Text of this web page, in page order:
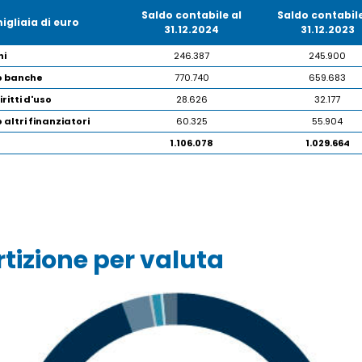
di euro
Saldo contabile al
31.12.2024
Saldo
31.12.2023
246.387
245.900
banche
770.740
659.683
d'uso
28.626
32.177
altri finanziatori
60.325
55.904
1.106.078
1.029.664
per valuta